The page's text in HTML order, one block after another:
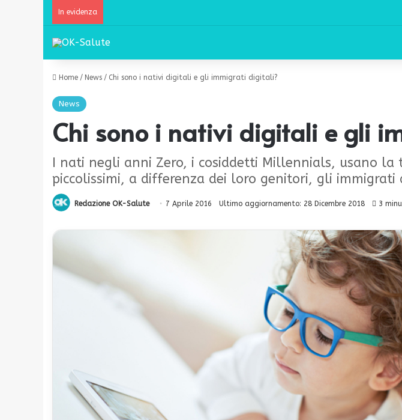
In evidenza
Home / News / Chi sono i nativi digitali e gli immigrati digitali?
News
Chi sono i nativi digitali e gli
I nati negli anni Zero, i cosiddetti Millennials, usano
piccolissimi, a differenza dei loro genitori, gli immigrati
Redazione OK-Salute 7 Aprile 2016 Ultimo aggiornamento: 28 Dicembre 2018 3